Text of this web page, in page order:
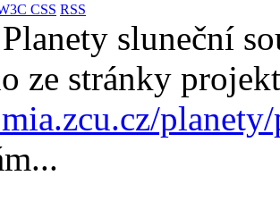
CSS RSS
Planety sluneční
ze stránky